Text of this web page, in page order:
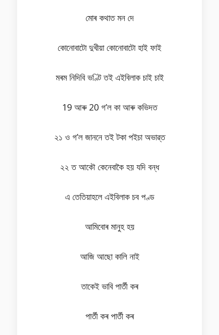
মোৰ কথাত মন দে
কোনোবাটো দুখীয়া কোনোবাটো হাই ফাই
মৰম নিদিবি ভণ্টি তই এইবিলাক চাই চাই
19 আৰু 20 গ’ল কা আৰু কভিদত
২১ ও গ’ল জাননে তই টকা পইচা অভাৱ্ত
২২ ত আকৌ কেনেবাকৈ হয় যদি বন্ধ
এ তেতিয়াহলে এইবিলাক চব পণ্ড
আমিবোৰ মানুহ হয়
আজি আছো কালি নাই
তাকেই ভাবি পাৰ্তী কৰ
পাৰ্তী কৰ পাৰ্তী কৰ